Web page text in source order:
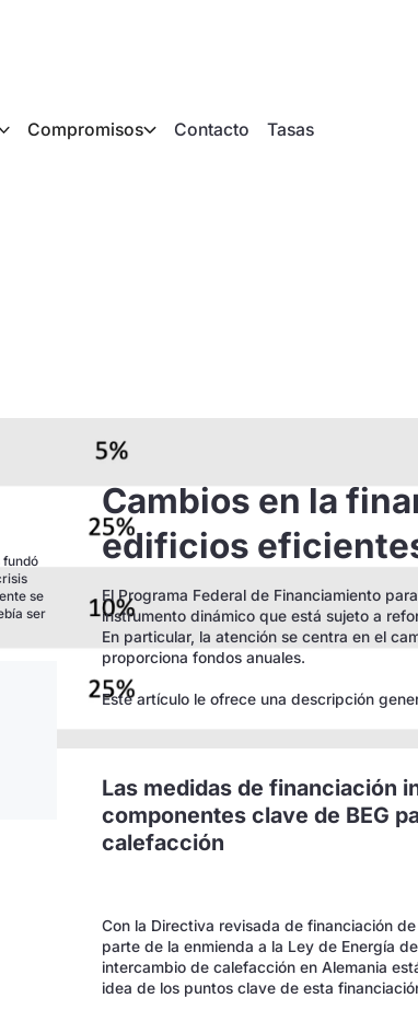
Compromisos Contacto Tasas
fundó
se
ser
Cambios en la
edificios
El Programa Federal de Financiamiento
instrumento dinámico que está sujeto a
En particular, la atención se centra en el
proporciona fondos anuales.
Este artículo le ofrece una descripción
Las medidas de financiación
componentes clave de BEG
calefacción
Con la Directiva revisada de financiación
parte de la enmienda a la Ley de Energía
intercambio de calefacción en Alemania
idea de los puntos clave de esta